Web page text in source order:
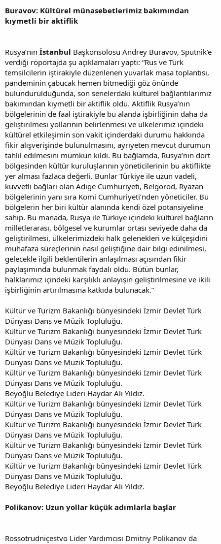
Buravov: Kültürel münasebetlerimiz bakımından
kıymetli bir aktiflik
Rusya’nın İstanbul Başkonsolosu Andrey Buravov, Sputnik’e
verdiği röportajda şu açıklamaları yaptı: “Rus ve Türk
temsilcilerin iştirakiyle düzenlenen yuvarlak masa toplantısı,
pandeminin çabucak hemen bitmediği göz önünde
bulundurulduğunda, son senelerdaki kültürel bağlantılarımız
bakımından kıymetli bir aktiflik oldu. Aktiflik Rusya’nın
bölgelerinin de faal iştirakiyle bu alanda işbirliğinin daha da
geliştirilmesi yollarının belirlenmesi ve ülkelerimiz içindeki
kültürel etkileşimin son vakit içinderdaki durumu hakkında
fikir alışverişinde bulunulmasını, ayrıyeten mevcut durumun
tahlil edilmesini mümkün kıldı. Bu bağlamda, Rusya’nın dört
bölgesinden kültür kuruluşlarının yöneticilerinin bu aktiflikte
yer alması fazlaca değerli. Bunlar Türkiye ile uzun vadeli,
kuvvetli bağları olan Adıge Cumhuriyeti, Belgorod, Ryazan
bölgelerinin yanı sıra Komi Cumhuriyeti’nden yöneticiler. Bu
bölgelerin her biri kültür alanında kendi özel potansiyeline
sahip. Bu manada, Rusya ile Türkiye içindeki kültürel bağların
milletlerarası, bölgesel ve kurumlar ortası seviyede daha da
geliştirilmesi, ülkelerimizdeki halk gelenekleri ve külçeşidini
muhafaza süreçlerinin nasıl geliştiğine dair bilgi edinilmesi,
gelecekle ilgili beklentilerin anlaşılması açısından fikir
paylaşımında bulunmak faydalı oldu. Bütün bunlar,
halklarımız içindeki karşılıklı anlayışın geliştirilmesine ve ikili
işbirliğinin artırılmasına katkıda bulunacak.”
Kültür ve Turizm Bakanlığı bünyesindeki İzmir Devlet Türk
Dünyası Dans ve Müzik Topluluğu.
Kültür ve Turizm Bakanlığı bünyesindeki İzmir Devlet Türk
Dünyası Dans ve Müzik Topluluğu.
Kültür ve Turizm Bakanlığı bünyesindeki İzmir Devlet Türk
Dünyası Dans ve Müzik Topluluğu.
Kültür ve Turizm Bakanlığı bünyesindeki İzmir Devlet Türk
Dünyası Dans ve Müzik Topluluğu.
Beyoğlu Belediye Lideri Haydar Ali Yıldız.
Kültür ve Turizm Bakanlığı bünyesindeki İzmir Devlet Türk
Dünyası Dans ve Müzik Topluluğu.
Kültür ve Turizm Bakanlığı bünyesindeki İzmir Devlet Türk
Dünyası Dans ve Müzik Topluluğu.
Kültür ve Turizm Bakanlığı bünyesindeki İzmir Devlet Türk
Dünyası Dans ve Müzik Topluluğu.
Kültür ve Turizm Bakanlığı bünyesindeki İzmir Devlet Türk
Dünyası Dans ve Müzik Topluluğu.
Beyoğlu Belediye Lideri Haydar Ali Yıldız.
Polikanov: Uzun yollar küçük adımlarla başlar
Rossotrudniçestvo Lider Yardımcısı Dmitriy Polikanov da